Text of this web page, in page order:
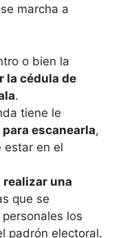
marcha a
o bien la
la cédula de
.
tiene le
escanearla,
estar en el
realizar una
que se
los
padrón electoral.